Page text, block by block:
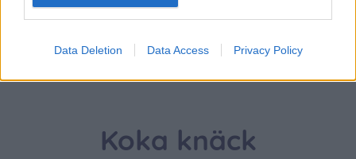
Data Deletion Data Access Privacy Policy
Koka knäck